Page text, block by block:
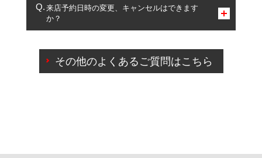
複数サービスのご予約は可能です。
一部の商品・サービスの組み合わせに限り、同時にご予約が
出来ないものもございます。
来店予約日時の変更、キャンセルはできます
か？
ご来店予約日の3営業日前を過ぎている場合のご予約
の日時変更につきましては、直接ご予約の店舗まで
その他のよくあるご質問はこちら